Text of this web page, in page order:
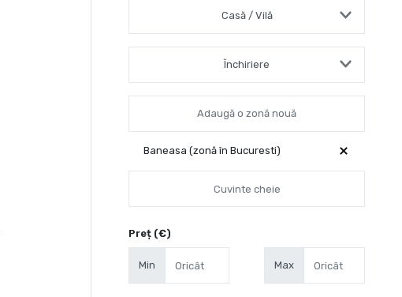
Casă / Vilă
Închiriere
Baneasa (zonă în Bucuresti)
Preț (€)
Min Max